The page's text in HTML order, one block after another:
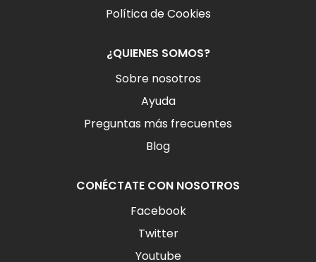
Política de Cookies
¿QUIENES SOMOS?
Sobre nosotros
Ayuda
Preguntas más frecuentes
Blog
CONÉCTATE CON NOSOTROS
Facebook
Twitter
Youtube